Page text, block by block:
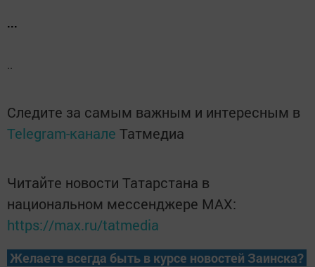
...
..
Следите за самым важным и интересным в
Telegram-канале Татмедиа
Читайте новости Татарстана в
национальном мессенджере MАХ:
https://max.ru/tatmedia
Желаете всегда быть в курсе новостей Заинска?